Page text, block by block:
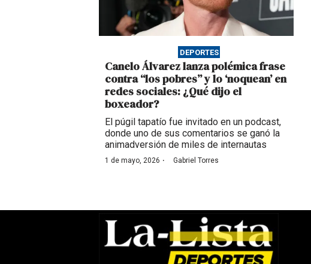
DEPORTES
Canelo Álvarez lanza polémica frase
contra “los pobres” y lo ‘noquean’ en
redes sociales: ¿Qué dijo el
boxeador?
El púgil tapatío fue invitado en un podcast,
donde uno de sus comentarios se ganó la
animadversión de miles de internautas
1 de mayo, 2026 · Gabriel Torres